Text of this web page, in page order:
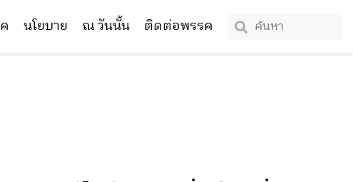
นโยบาย ณ วันนั้น ติดต่อพรรค